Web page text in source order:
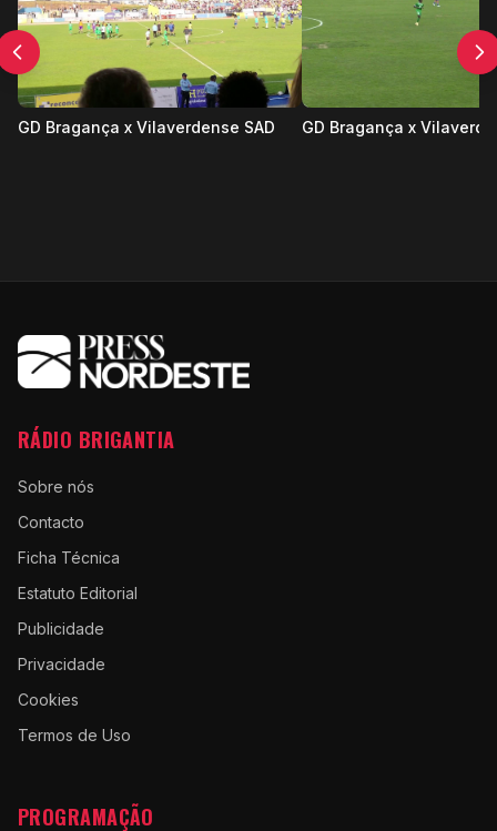
GD Bragança x Vilaverdense SAD GD Bragança x
RÁDIO BRIGANTIA
Sobre nós
Contacto
Ficha Técnica
Estatuto Editorial
Publicidade
Privacidade
Cookies
Termos de Uso
PROGRAMAÇÃO